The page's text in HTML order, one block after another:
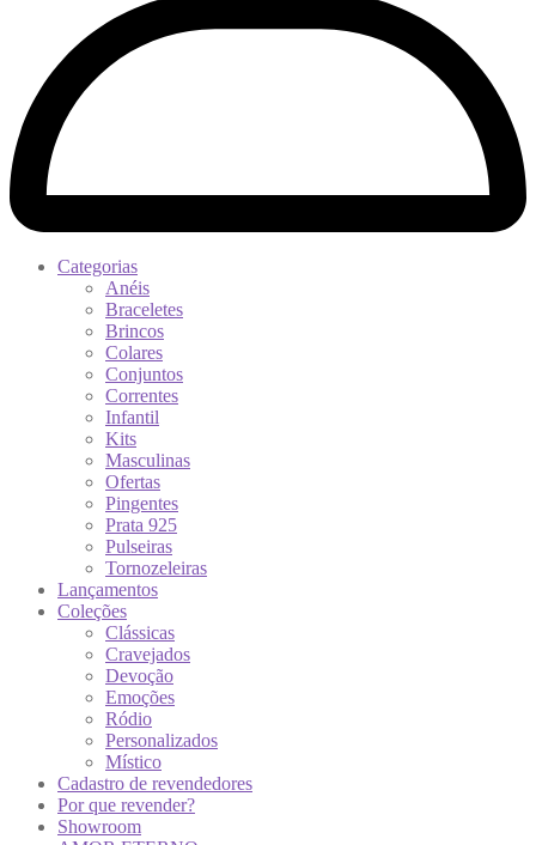
Categorias
Anéis
Braceletes
Brincos
Colares
Conjuntos
Correntes
Infantil
Kits
Masculinas
Ofertas
Pingentes
Prata 925
Pulseiras
Tornozeleiras
Lançamentos
Coleções
Clássicas
Cravejados
Devoção
Emoções
Ródio
Personalizados
Místico
Cadastro de revendedores
Por que revender?
Showroom